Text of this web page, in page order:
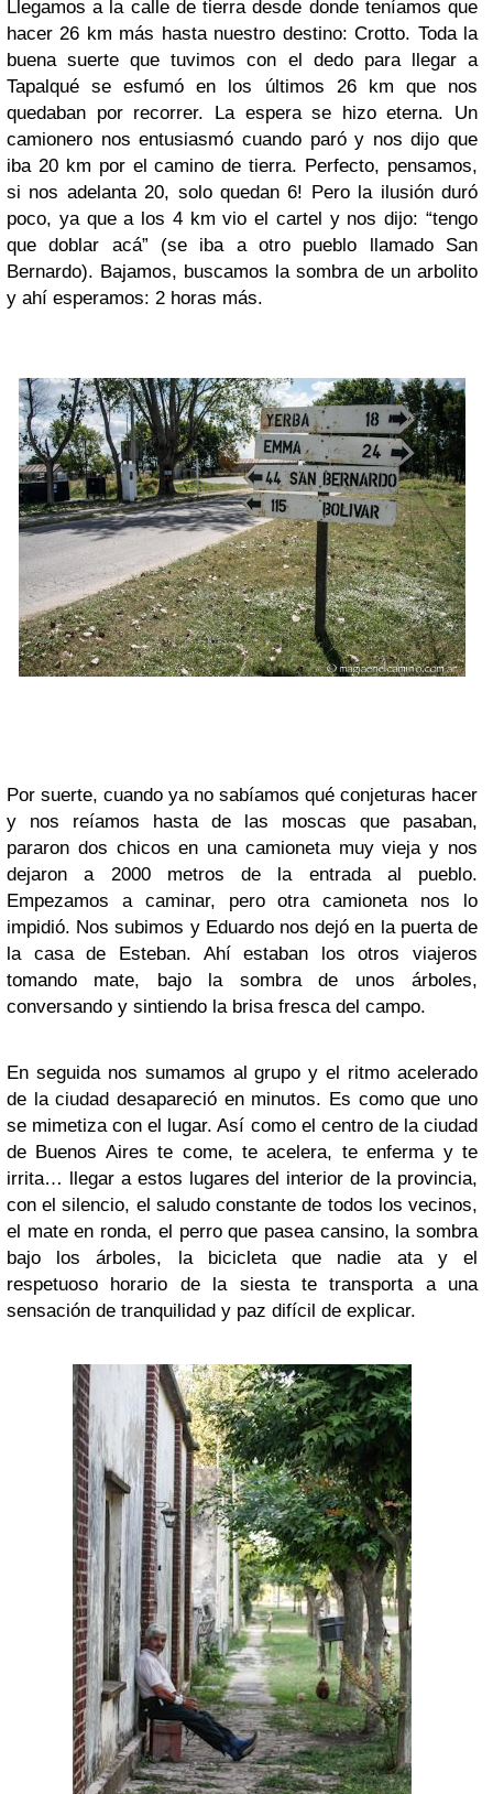
Llegamos a la calle de tierra desde donde teníamos que
hacer 26 km más hasta nuestro destino: Crotto. Toda la
buena suerte que tuvimos con el dedo para llegar a
Tapalqué se esfumó en los últimos 26 km que nos
quedaban por recorrer. La espera se hizo eterna. Un
camionero nos entusiasmó cuando paró y nos dijo que
iba 20 km por el camino de tierra. Perfecto, pensamos,
si nos adelanta 20, solo quedan 6! Pero la ilusión duró
poco, ya que a los 4 km vio el cartel y nos dijo: “tengo
que doblar acá” (se iba a otro pueblo llamado San
Bernardo). Bajamos, buscamos la sombra de un arbolito
y ahí esperamos: 2 horas más.
Por suerte, cuando ya no sabíamos qué conjeturas hacer
y nos reíamos hasta de las moscas que pasaban,
pararon dos chicos en una camioneta muy vieja y nos
dejaron a 2000 metros de la entrada al pueblo.
Empezamos a caminar, pero otra camioneta nos lo
impidió. Nos subimos y Eduardo nos dejó en la puerta de
la casa de Esteban. Ahí estaban los otros viajeros
tomando mate, bajo la sombra de unos árboles,
conversando y sintiendo la brisa fresca del campo.
En seguida nos sumamos al grupo y el ritmo acelerado
de la ciudad desapareció en minutos. Es como que uno
se mimetiza con el lugar. Así como el centro de la ciudad
de Buenos Aires te come, te acelera, te enferma y te
irrita… llegar a estos lugares del interior de la provincia,
con el silencio, el saludo constante de todos los vecinos,
el mate en ronda, el perro que pasea cansino, la sombra
bajo los árboles, la bicicleta que nadie ata y el
respetuoso horario de la siesta te transporta a una
sensación de tranquilidad y paz difícil de explicar.